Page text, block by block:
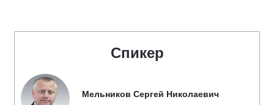
Спикер
Мельников Сергей Николаевич